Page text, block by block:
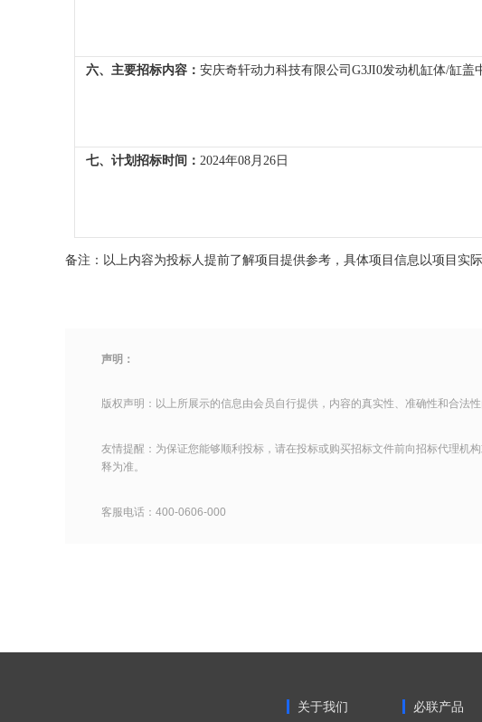
六、主要招标内容： 安庆奇轩动力科技有限公司G3JI0发动机缸体/缸盖
七、计划招标时间： 2024年08月26日
备注：以上内容为投标人提前了解项目提供参考，具体项目信息以项目实际
声明：
版权声明：以上所展示的信息由会员自行提供，内容的真实性、准确性和合法
友情提醒：为保证您能够顺利投标，请在投标或购买招标文件前向招标代理机
释为准。
客服电话：400-0606-000
关于我们 必联产品